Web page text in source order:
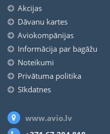
Akcijas
Dāvanu kartes
Aviokompānijas
Informācija par bagāžu
Noteikumi
Privātuma politika
Sīkdatnes
www.avio.lv